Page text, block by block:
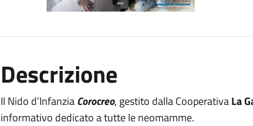
Descrizione
Il Nido d’InfanziaCorocreo, gestito dalla CooperativaLa
informativo dedicato a tutte le neomamme.